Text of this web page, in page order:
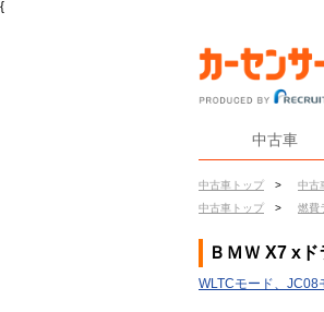
{
中古車
中古車トップ > 中古
中古車トップ
> 燃費
ＢＭＷ X7 x
WLTCモード、JC08